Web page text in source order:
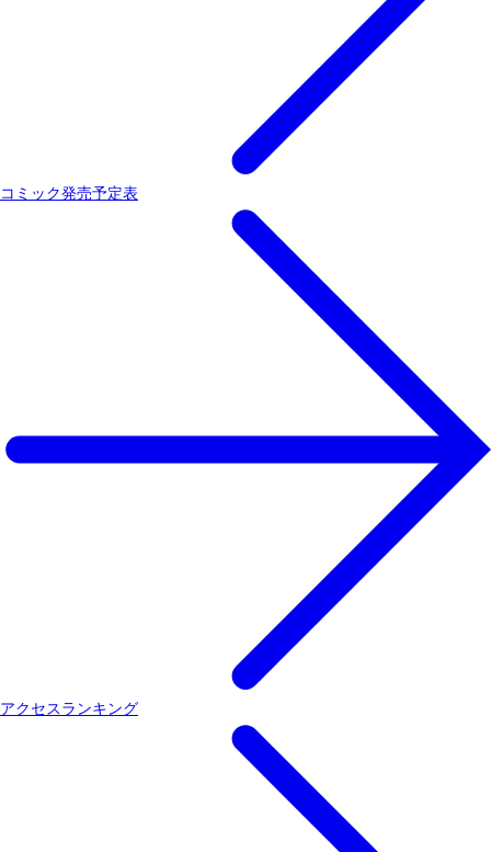
コミック発売予定表
アクセスランキング